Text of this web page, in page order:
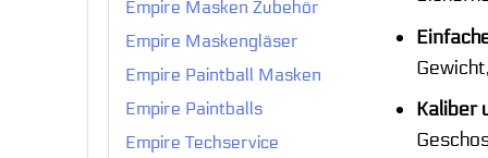
Empire Masken Zubehör
Empire Maskengläser
Empire Paintball Masken
Empire Paintballs
Empire Techservice
Kaliber